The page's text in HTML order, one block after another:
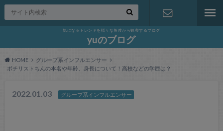
気になるトレンドを様々な角度から観察するブログ
yuのブログ
HOME
グループ系インフルエンサー
ボチリストちんの本名や年齢、身長について！高校などの学歴は？
2022.01.03 グループ系インフルエンサー